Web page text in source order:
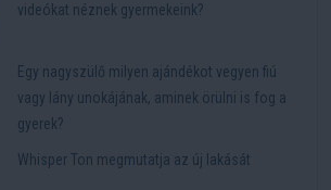
videókat néznek gyermekeink?
Egy nagyszülő milyen ajándékot vegyen fiú
vagy lány unokájának, aminek örülni is fog a
gyerek?
Whisper Ton megmutatja az új lakását